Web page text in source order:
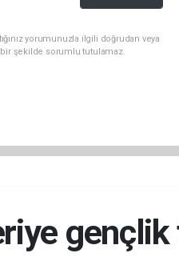
yorumunuzla ilgili doğrudan veya
şekilde sorumlu tutulamaz.
gençlik